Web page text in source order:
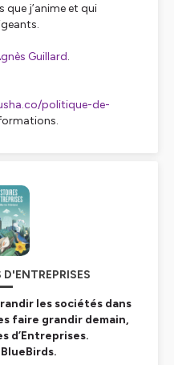
j’anime et qui
Guillard.
politique-de-
les sociétés dans
faire grandir demain,
d’Entreprises.